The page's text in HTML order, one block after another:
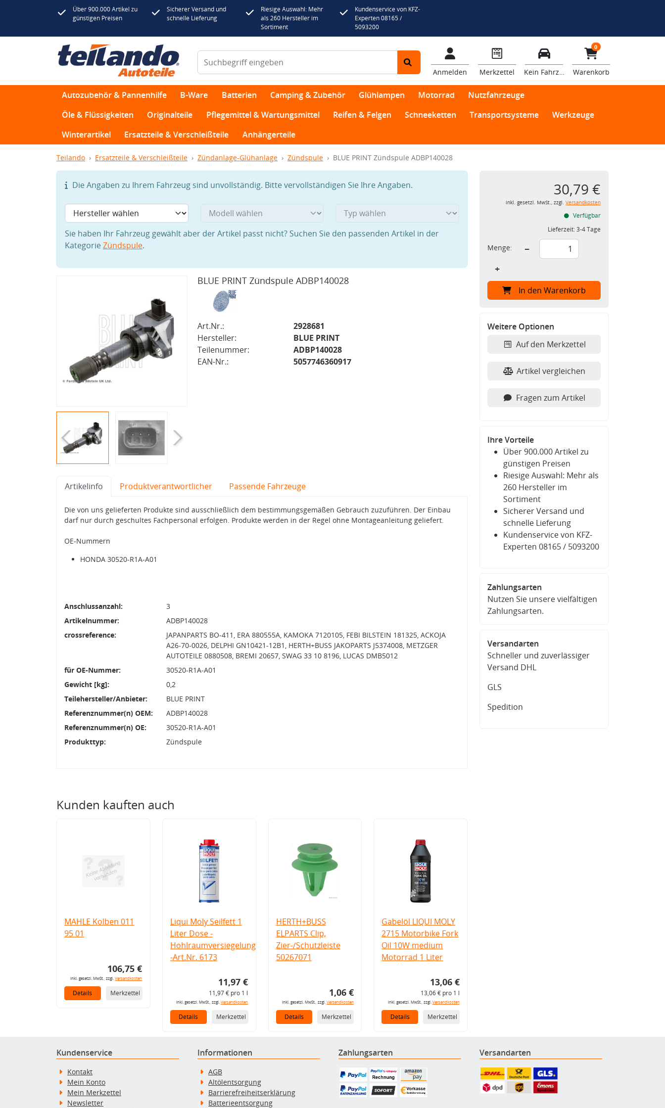
Über 900.000 Artikel zu
günstigen Preisen
Sicherer Versand und
schnelle Lieferung
Riesige Auswahl: Mehr
als 260 Hersteller im
Sortiment
Kundenservice von KFZ-
Experten 08165 /
5093200
Anmelden Merkzettel Kein Fahrzeug
0
Warenkorb
Autozubehör & Pannenhilfe B-Ware Batterien Camping & Zubehör Glühlampen Motorrad
Nutzfahrzeuge
Öle & Flüssigkeiten
Originalteile Pflegemittel & Wartungsmittel Reifen & Felgen Schneeketten Transportsysteme
Werkzeuge
Winterartikel
Ersatzteile & Verschleißteile Anhängerteile
Teilando Ersatzteile & Verschleißteile Zündanlage-Glühanlage Zündspule BLUE PRINT Zündspule ADBP140028
Die Angaben zu Ihrem Fahrzeug sind unvollständig. Bitte vervollständigen Sie Ihre Angaben.
Sie haben Ihr Fahrzeug gewählt aber der Artikel passt nicht? Suchen Sie den passenden Artikel in der
KategorieZündspule.
BLUE PRINT Zündspule ADBP140028
Art.Nr.:
2928681
Hersteller:
BLUE PRINT
Teilenummer:
ADBP140028
EAN-Nr.:
5057746360917
Artikelinfo Produktverantwortlicher Passende Fahrzeuge
Die von uns gelieferten Produkte sind ausschließlich dem bestimmungsgemäßen Gebrauch zuzuführen. Der Einbau
darf nur durch geschultes Fachpersonal erfolgen. Produkte werden in der Regel ohne Montageanleitung geliefert.
OE-Nummern
HONDA 30520-R1A-A01
Anschlussanzahl:
3
Artikelnummer:
ADBP140028
crossreference:
JAPANPARTS BO-411, ERA 880555A, KAMOKA 7120105, FEBI BILSTEIN 181325, ACKOJA
A26-70-0026, DELPHI GN10421-12B1, HERTH+BUSS JAKOPARTS J5374008, METZGER
AUTOTEILE 0880508, BREMI 20657, SWAG 33 10 8196, LUCAS DMB5012
für OE-Nummer:
30520-R1A-A01
Gewicht [kg]:
0,2
Teilehersteller/Anbieter:
BLUE PRINT
Referenznummer(n) OEM:
ADBP140028
Referenznummer(n) OE:
30520-R1A-A01
Produkttyp:
Zündspule
Kunden kauften auch
MAHLE Kolben 011
95 01
106,75 €
inkl. gesetzl. MwSt., zzgl.Versandkosten
Details Merkzettel
Liqui Moly Seilfett 1
Liter Dose -
Hohlraumversiegelung
-Art.Nr. 6173
11,97 €
11,97 € pro 1 l
inkl. gesetzl. MwSt., zzgl.Versandkosten
Details Merkzettel
HERTH+BUSS
ELPARTS Clip,
Zier-/Schutzleiste
50267071
1,06 €
inkl. gesetzl. MwSt., zzgl. Versandkosten
Details Merkzettel
Gabelöl LIQUI MOLY
2715 Motorbike Fork
Oil 10W medium
Motorrad 1 Liter
13,06 €
13,06 € pro 1 l
inkl. gesetzl. MwSt., zzgl. Versandkosten
Details Merkzettel
30,79 €
inkl. gesetzl. MwSt., zzgl. Versandkosten
Verfügbar
Lieferzeit:3-4 Tage
Menge:
−
+
In den Warenkorb
Weitere Optionen
Auf den Merkzettel
Artikel vergleichen
Fragen zum Artikel
Ihre Vorteile
Über 900.000 Artikel zu
günstigen Preisen
Riesige Auswahl: Mehr als
260 Hersteller im
Sortiment
Sicherer Versand und
schnelle Lieferung
Kundenservice von KFZ-
Experten 08165 / 5093200
Zahlungsarten
Nutzen Sie unsere vielfältigen
Zahlungsarten.
Versandarten
Schneller und zuverlässiger
Versand DHL
GLS
Spedition
Kundenservice
Kontakt
Mein Konto
Mein Merkzettel
Newsletter
Informationen
AGB
Altölentsorgung
Barrierefreiheitserklärung
Batterieentsorgung
Zahlungsarten Versandarten